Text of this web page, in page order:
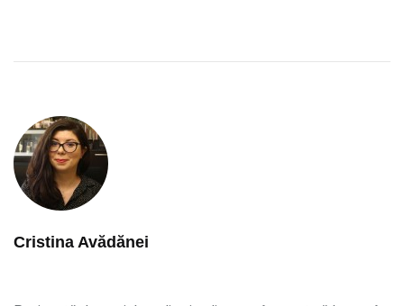
Cristina Avădănei